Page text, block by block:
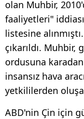
olan Muhbir,
faaliyetleri"
listesine
çıkarıldı. Muhbir,
ordusuna
insansız hava
yetkililerden
ABD'nin Çin için